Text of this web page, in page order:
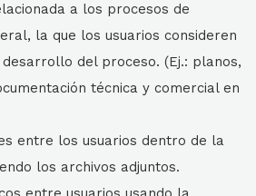
a los procesos de
la que los usuarios consideren
del proceso. (Ej.: planos,
técnica y comercial en
entre los usuarios dentro de la
los archivos adjuntos.